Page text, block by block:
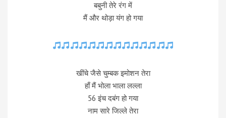
बबुनी तेरे रंग में
मैं और थोड़ा यंग हो गया
खींचे जैसे चुम्बक इमोशन तेरा
हाँ मैं भोला भाला लल्ला
56 इंच दबंग हो गया
नाम सारे जिल्ले तेरा